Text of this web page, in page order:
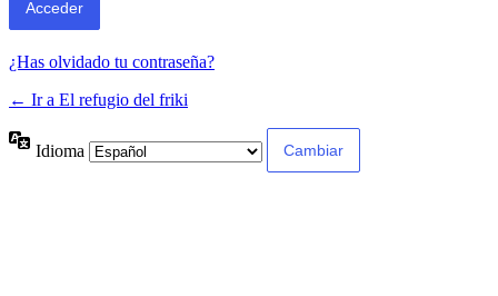
¿Has olvidado tu contraseña?
← Ir a El refugio del friki
Idioma